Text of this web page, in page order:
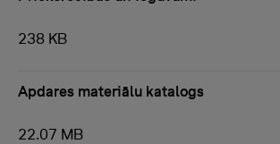
238 KB
Apdares materiālu katalogs
22.07 MB